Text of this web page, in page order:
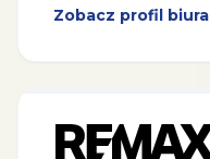
Zobacz profil biura